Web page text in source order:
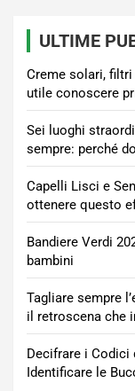
ULTIME
Creme solari,
utile conoscere
Sei luoghi
sempre: perché
Capelli Lisci e
ottenere questo
Bandiere Verdi
bambini
Tagliare sempre
il retroscena che
Decifrare i Codici
Identificare le